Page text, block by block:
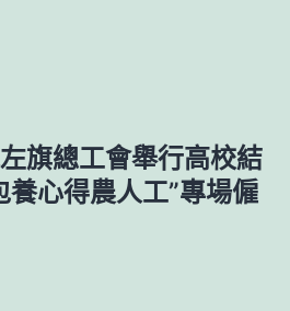
旗總工會舉行高校結
養心得農人工”專場僱